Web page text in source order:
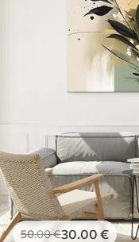
50.00€30.00 €